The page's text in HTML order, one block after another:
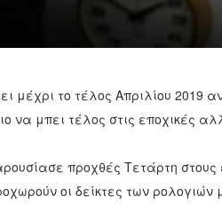
το τέλος Απριλίου 2019
να μπει τέλος στις εποχικές
προχθές Τετάρτη
οι δείκτες των ρολογιών